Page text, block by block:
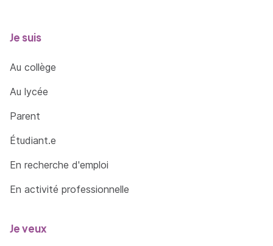
Je suis
Au collège
Au lycée
Parent
Étudiant.e
En recherche d'emploi
En activité professionnelle
Je veux